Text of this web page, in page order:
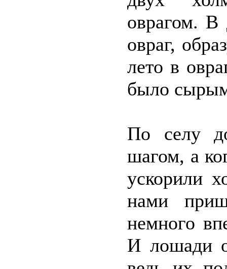
оврагом. В
овраг,
лето в
было
По селу
шагом, а
ускорили
нами
немного
И лошади